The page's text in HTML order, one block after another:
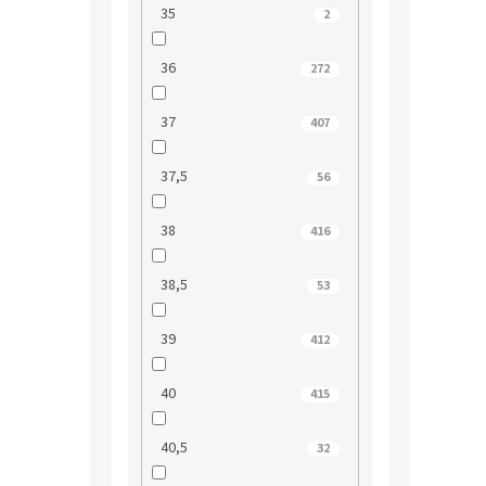
35 2
36 272
37 407
37,5 56
38 416
38,5 53
39 412
40 415
40,5 32